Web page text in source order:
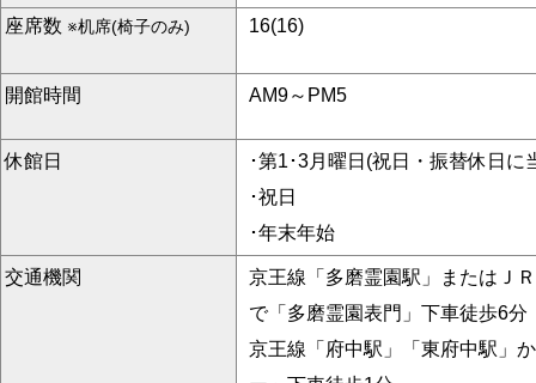
座席数 ※机席(椅子のみ) 16(16)
開館時間 AM9～PM5
休館日
･第1･3月曜日(祝日・振替休日に
･祝日
･年末年始
交通機関
京王線「多磨霊園駅」またはＪ
で「多磨霊園表門」下車徒歩6分
京王線「府中駅」「東府中駅」